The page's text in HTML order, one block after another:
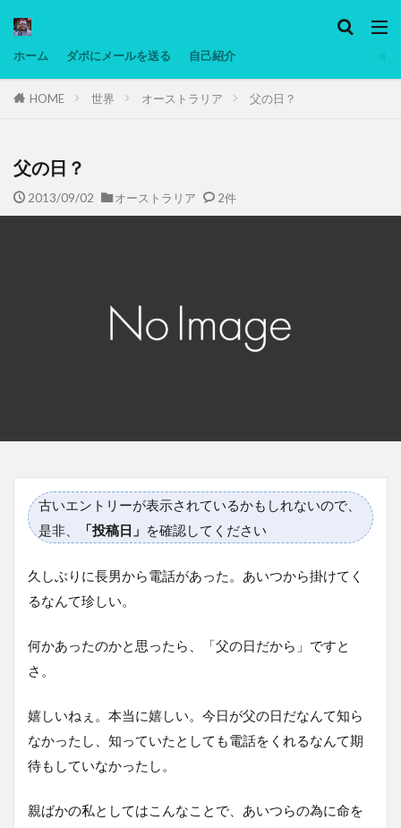
ホーム ダボにメールを送る 自己紹介
HOME 世界 オーストラリア 父の日？
父の日？
2013/09/02 オーストラリア 2件
古いエントリーが表示されているかもしれないので、
是非、
「投稿日」 を確認してください
久しぶりに長男から電話があった。あいつから掛けてく
るなんて珍しい。
何かあったのかと思ったら、「父の日だから」ですと
さ。
嬉しいねぇ。本当に嬉しい。今日が父の日だなんて知ら
なかったし、知っていたとしても電話をくれるなんて期
待もしていなかったし。
親ばかの私としてはこんなことで、あいつらの為に命を
タグ
マレーシア動画
備忘録
動画 日本人村社会 脱水シート